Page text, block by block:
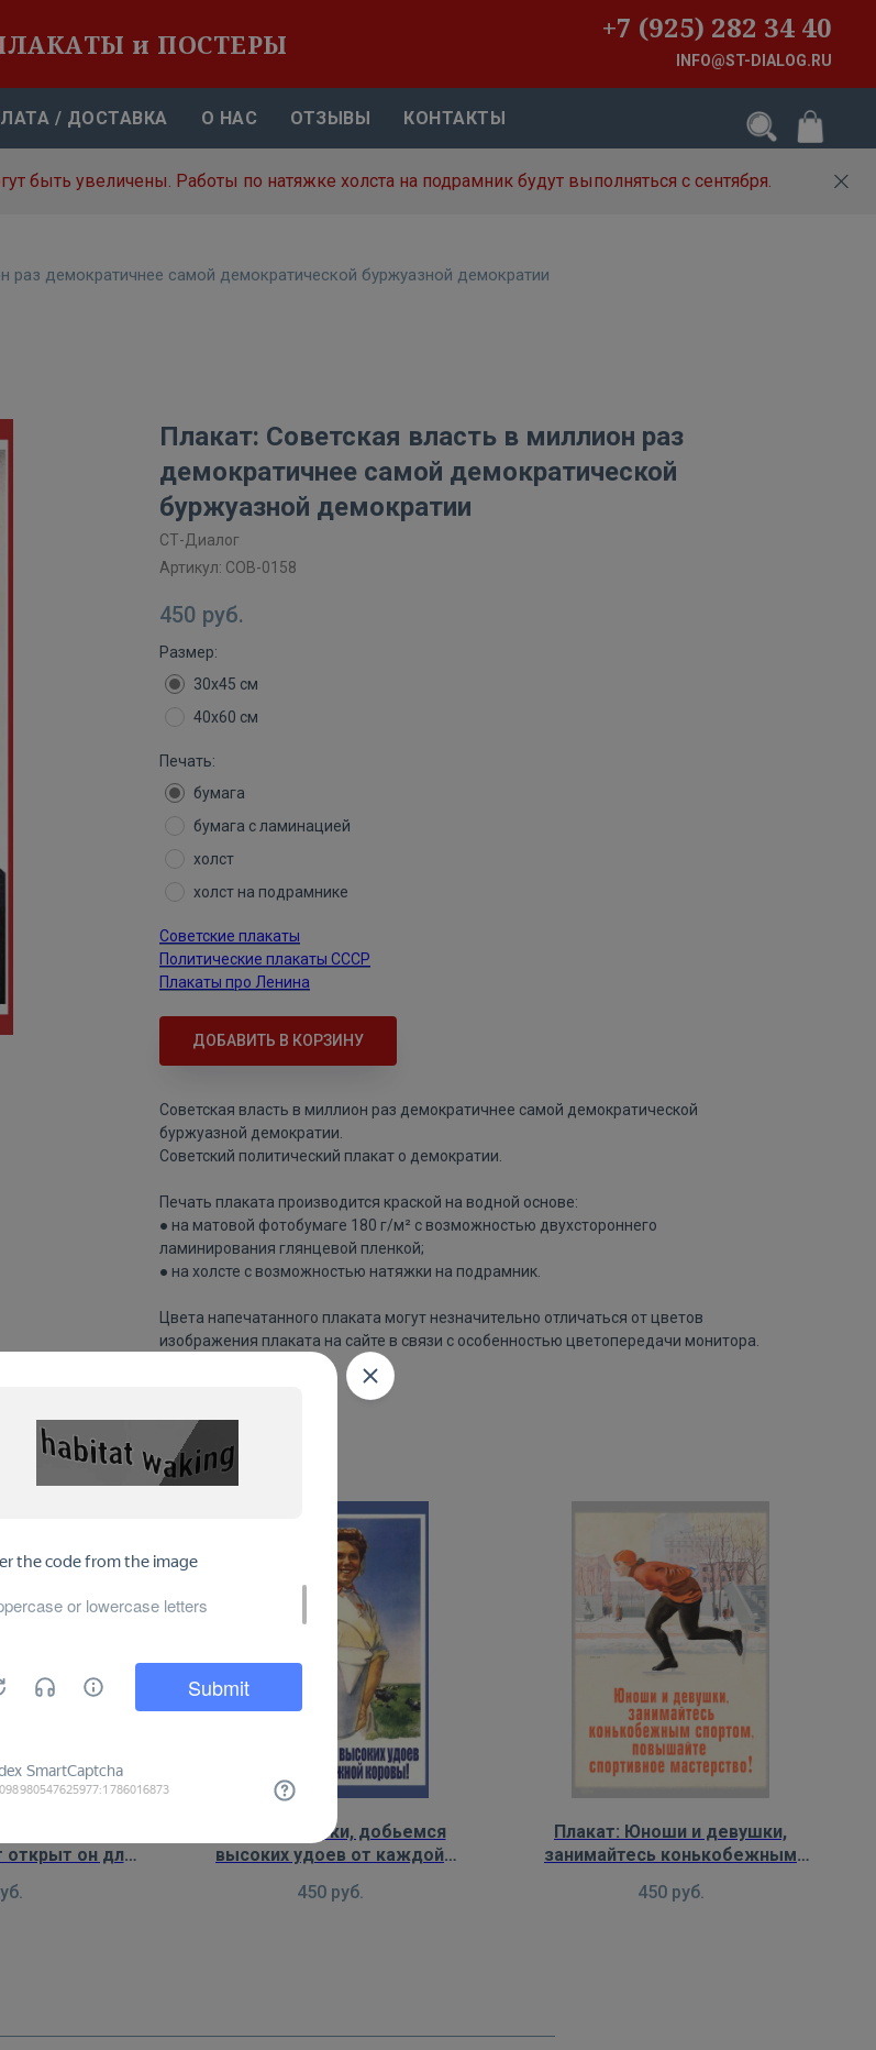
и ПОСТЕРЫ +7 (925) 282 34 40
INFO@ST-DIALOG.RU
/ ДОСТАВКА О НАС ОТЗЫВЫ КОНТАКТЫ
быть увеличены. Работы по натяжке холста на подрамник будут выполняться с сентября.
раз демократичнее самой демократической буржуазной демократии
Плакат: Советская власть в миллион раз
демократичнее самой демократической
буржуазной демократии
СТ-Диалог
Артикул: СОВ-0158
450 руб.
Размер:
30х45 см
40х60 см
Печать:
бумага
бумага с ламинацией
холст
холст на подрамнике
Советские плакаты
Политические плакаты СССР
Плакаты про Ленина
ДОБАВИТЬ В КОРЗИНУ
Советская власть в миллион раз демократичнее самой демократической
буржуазной демократии.
Советский политический плакат о демократии.
Печать плаката производится краской на водной основе:
● на матовой фотобумаге 180 г/м² с возможностью двухстороннего
ламинирования глянцевой пленкой;
● на холсте с возможностью натяжки на подрамник.
Цвета напечатанного плаката могут незначительно отличаться от цветов
изображения плаката на сайте в связи с особенностью цветопередачи монитора.
светел и
открыт он для
Плакат: Доярки, добьемся
высоких удоев от каждой
450 руб.
Плакат: Юноши и девушки,
занимайтесь конькобежным
450 руб.